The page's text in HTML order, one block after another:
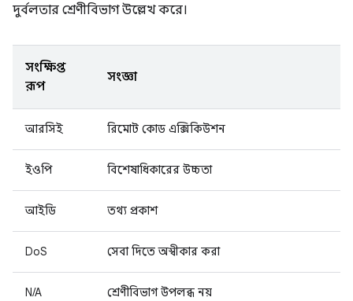
দুর্বলতার শ্রেণীবিভাগ উল্লেখ করে।
সংক্ষিপ্ত
রূপ
সংজ্ঞা
আরসিই রিমোট কোড এক্সিকিউশন
ইওপি বিশেষাধিকারের উচ্চতা
আইডি তথ্য প্রকাশ
DoS সেবা দিতে অস্বীকার করা
N/A শ্রেণীবিভাগ উপলব্ধ নয়